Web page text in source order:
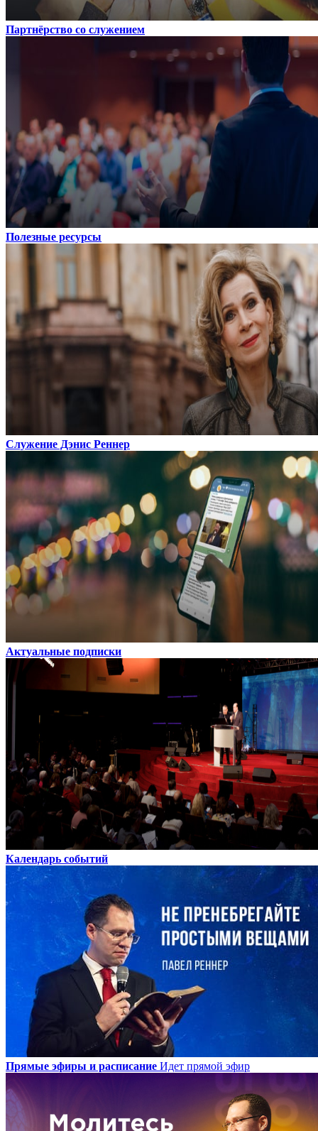
Партнёрство со служением
Полезные ресурсы
Служение Дэнис Реннер
Актуальные подписки
Календарь событий
Прямые эфиры и расписание Идет прямой эфир